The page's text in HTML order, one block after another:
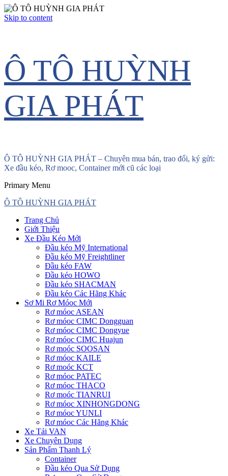
Skip to content
Ô TÔ HUỲNH
GIA PHÁT
Ô TÔ HUỲNH GIA PHÁT – Chuyên mua bán, trao đổi, ký gửi:
Xe đầu kéo, Rơ mooc, Container mới cũ các loại
Primary Menu
Ô TÔ HUỲNH GIA PHÁT
Trang Chủ
Giới Thiệu
Xe Đầu Kéo Mới
Đầu kéo Mỹ International
Đầu kéo Mỹ Freightliner
Đầu kéo FAW
Đầu kéo HOWO
Đầu kéo SHACMAN
Đầu kéo Các Hãng Khác
Sơ Mi Rơ Móoc Mới
Rơ móoc ASEAN
Rơ móoc CIMC Dongguan
Rơ móoc CIMC Dongyue
Rơ móoc CIMC Huajun
Rơ moóc SOOSAN
Rơ móoc KAILE
Rơ moóc KCT
Rơ móoc PATEC
Rơ móoc THACO
Rơ moóc TIANRUI
Rơ móoc XINHONGDONG
Rơ móoc YUNLI
Rơ móoc Các Hãng Khác
Xe Tải VAN
Xe Chuyên Dụng
Sản Phẩm Thanh Lý
Container
Đầu kéo Qua Sử Dụng